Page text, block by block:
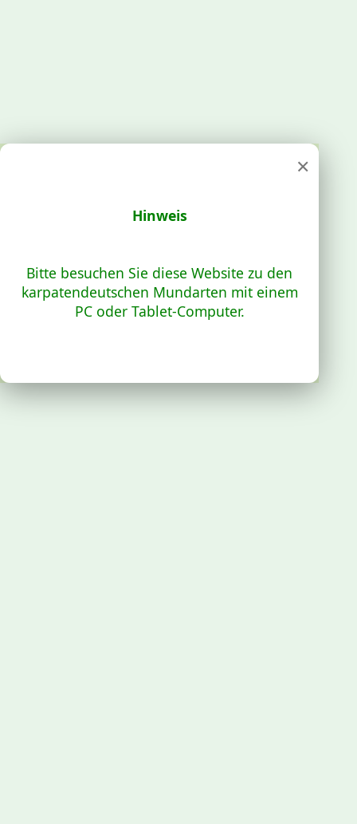
×
Hinweis
Bitte besuchen Sie diese Website zu den
karpatendeutschen Mundarten mit einem
PC oder Tablet-Computer.